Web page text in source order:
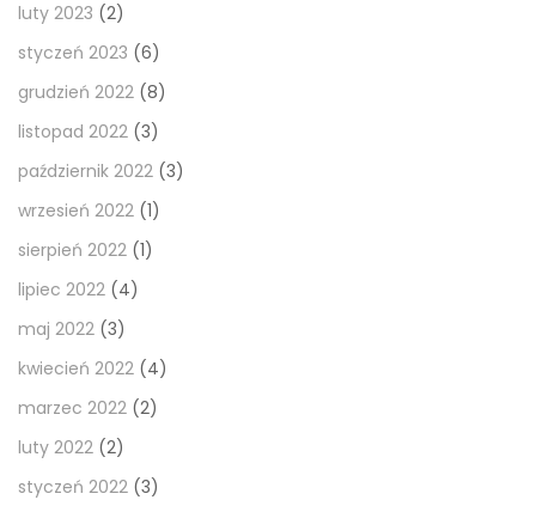
luty 2023 (2)
styczeń 2023 (6)
grudzień 2022 (8)
listopad 2022 (3)
październik 2022 (3)
wrzesień 2022 (1)
sierpień 2022 (1)
lipiec 2022 (4)
maj 2022 (3)
kwiecień 2022 (4)
marzec 2022 (2)
luty 2022 (2)
styczeń 2022 (3)